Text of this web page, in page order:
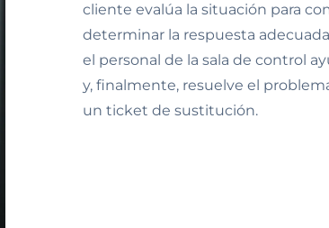
cliente evalúa la situación para
determinar la respuesta
el personal de la sala de control
y, finalmente, resuelve el
un ticket de sustitución.